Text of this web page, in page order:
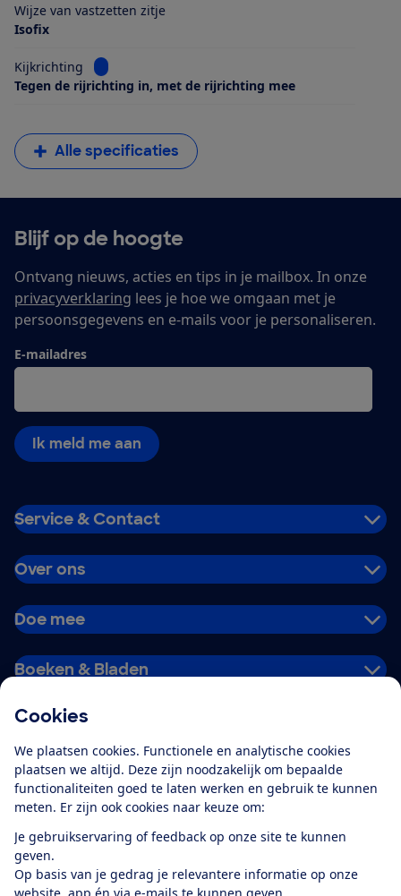
Cookies
We plaatsen cookies. Functionele en analytische cookies
plaatsen we altijd. Deze zijn noodzakelijk om bepaalde
functionaliteiten goed te laten werken en gebruik te kunnen
meten. Er zijn ook cookies naar keuze om:
Je gebruikservaring of feedback op onze site te kunnen
geven.
Op basis van je gedrag je relevantere informatie op onze
Wijze van vastzetten zitje
Isofix
Kijkrichting
Bekijk informatie voor Kijkrichting
Tegen de rijrichting in, met de rijrichting mee
Alle specificaties
Blijf op de hoogte
Ontvang nieuws, acties en tips in je mailbox. In onze
privacyverklaring lees je hoe we omgaan met je
persoonsgegevens en e-mails voor je personaliseren.
E-mailadres
Ik meld me aan
Service & Contact
Over ons
Doe mee
Boeken & Bladen
Alles over de
app